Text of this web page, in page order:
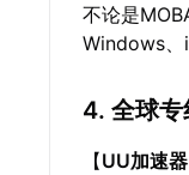
不论是
Windows、
4. 全球
【UU加速器